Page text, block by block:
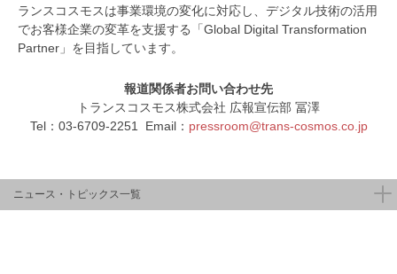
ランスコスモスは事業環境の変化に対応し、デジタル技術の活用
でお客様企業の変革を支援する「Global Digital Transformation
Partner」を目指しています。
報道関係者お問い合わせ先
トランスコスモス株式会社 広報宣伝部 冨澤
Tel：03-6709-2251 Email： pressroom@trans-cosmos.co.jp
ニュース・トピックス一覧